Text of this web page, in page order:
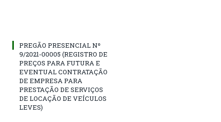
PREGÃO PRESENCIAL Nº
9/2021-00005 (REGISTRO DE
PREÇOS PARA FUTURA E
EVENTUAL CONTRATAÇÃO
DE EMPRESA PARA
PRESTAÇÃO DE SERVIÇOS
DE LOCAÇÃO DE VEÍCULOS
LEVES)